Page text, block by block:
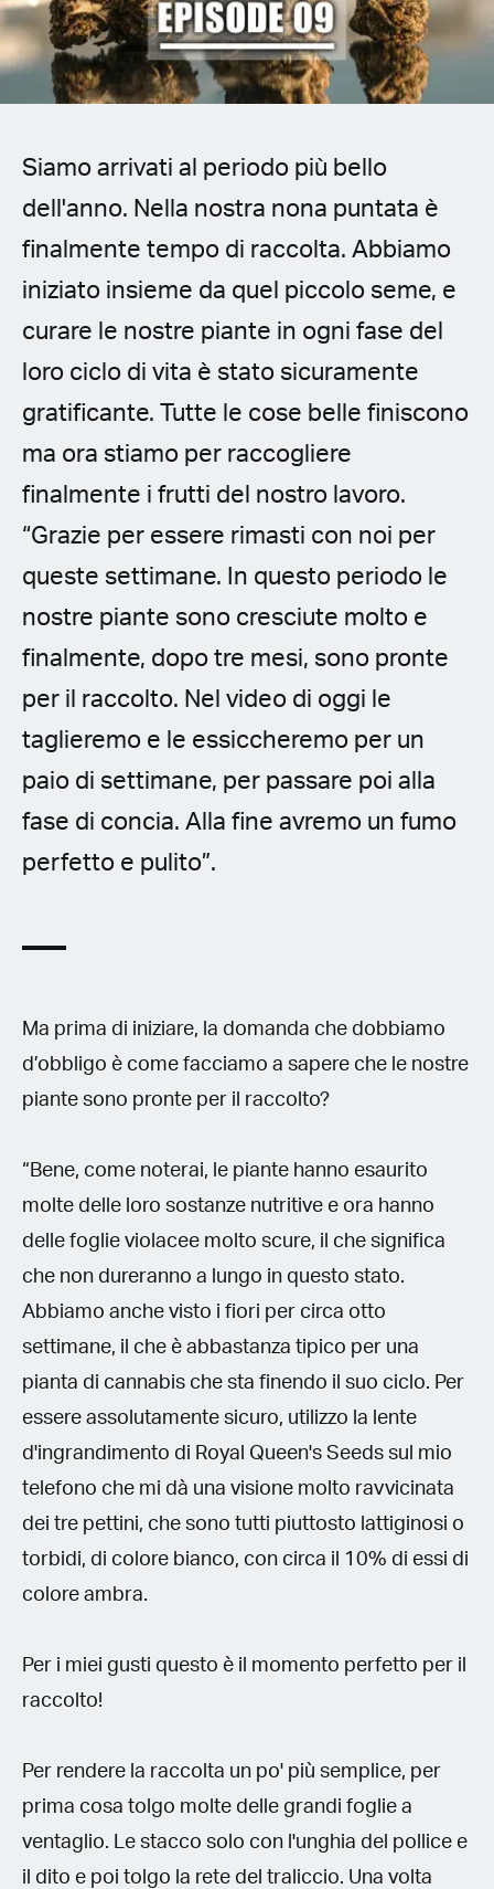
Spanish (Latin America)
German
Italian
Czech
Polish
Siamo arrivati al periodo più bello
dell'anno. Nella nostra nona puntata è
finalmente tempo di raccolta. Abbiamo
iniziato insieme da quel piccolo seme, e
curare le nostre piante in ogni fase del
loro ciclo di vita è stato sicuramente
gratificante. Tutte le cose belle finiscono
ma ora stiamo per raccogliere
finalmente i frutti del nostro lavoro.
“Grazie per essere rimasti con noi per
queste settimane. In questo periodo le
nostre piante sono cresciute molto e
finalmente, dopo tre mesi, sono pronte
per il raccolto. Nel video di oggi le
taglieremo e le essiccheremo per un
paio di settimane, per passare poi alla
fase di concia. Alla fine avremo un fumo
perfetto e pulito”.
Ma prima di iniziare, la domanda che dobbiamo
d’obbligo è come facciamo a sapere che le nostre
piante sono pronte per il raccolto?
“Bene, come noterai, le piante hanno esaurito
molte delle loro sostanze nutritive e ora hanno
delle foglie violacee molto scure, il che significa
che non dureranno a lungo in questo stato.
Abbiamo anche visto i fiori per circa otto
settimane, il che è abbastanza tipico per una
pianta di cannabis che sta finendo il suo ciclo. Per
essere assolutamente sicuro, utilizzo la lente
d'ingrandimento di Royal Queen's Seeds sul mio
telefono che mi dà una visione molto ravvicinata
dei tre pettini, che sono tutti piuttosto lattiginosi o
torbidi, di colore bianco, con circa il 10% di essi di
colore ambra.
Per i miei gusti questo è il momento perfetto per il
raccolto!
Per rendere la raccolta un po' più semplice, per
prima cosa tolgo molte delle grandi foglie a
ventaglio. Le stacco solo con l'unghia del pollice e
il dito e poi tolgo la rete del traliccio. Una volta